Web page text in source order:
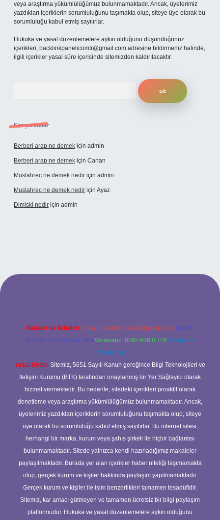
veya araştırma yükümlülüğümüz bulunmamaktadır. Ancak, üyelerimiz
yazdıkları içeriklerin sorumluluğunu taşımakta olup, siteye üye olarak bu
sorumluluğu kabul etmiş sayılırlar.
Hukuka ve yasal düzenlemelere aykırı olduğunu düşündüğünüz
içerikleri, backlinkpanelicomtr@gmail.com adresine bildirmeniz halinde,
ilgili içerikler yasal süre içerisinde sitemizden kaldırılacaktır.
Son yorumlar
Berberi arap ne demek için admin
Berberi arap ne demek için Canan
Mustahrec ne demek nedir için admin
Mustahrec ne demek nedir için Ayaz
Dimiski nedir için admin
Reklam ve İletişim: E-mail: backlinkpaneli@gmail.com Teams:
forumhizmeti@gmail.com Whatsapp: 0262 606 0 726 Telegram:
@karabul
Yasal Uyarı: Sitemiz, 5651 Sayılı Kanun gereğince Bilgi Teknolojileri ve
İletişim Kurumu (BTK) tarafından onaylanmış bir Yer Sağlayıcı olarak
hizmet vermektedir. Bu nedenle, sitedeki içerikleri proaktif olarak
denetleme veya araştırma yükümlülüğümüz bulunmamaktadır. Ancak,
üyelerimiz yazdıkları içeriklerin sorumluluğunu taşımakta olup, siteye
üye olarak bu sorumluluğu kabul etmiş sayılırlar. Bu internet sitesi,
herhangi bir marka, kurum veya şahıs şirketi ile hiçbir bağlantısı
bulunmamaktadır. Sitede yalnızca kendi hazırladığımız makaleler
paylaşılmaktadır. Burada yer alan içerikler haber niteliği taşımamakta
olup, gerçek kurum ve kişiler hakkında paylaşım yapılmamaktadır.
Gerçek kurum ve kişiler ile isim benzerlikleri tamamen tesadüfidir.
Sitemiz, kar amacı gütmeyen ve tamamen ücretsiz bir bilgi paylaşım
platformudur. Hukuka ve yasal düzenlemelere aykırı olduğunu